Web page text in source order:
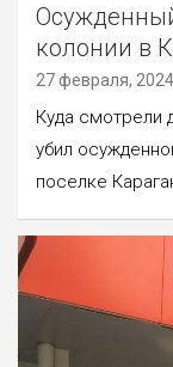
колонии в
27 февраля, 2024
Куда смотрели
убил
поселке